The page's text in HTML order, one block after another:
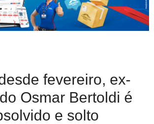
fevereiro, ex-
Osmar Bertoldi é
e solto